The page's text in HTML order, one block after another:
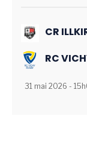
CR
RC
31 mai 2026 -